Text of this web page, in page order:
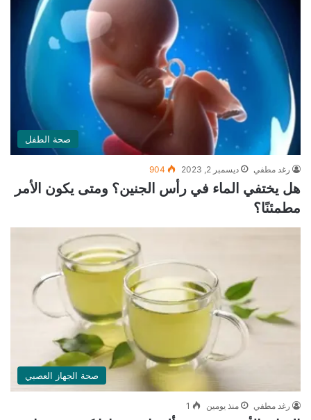
صحة الطفل
رغد مطفي ديسمبر 2, 2023 904
هل يختفي الماء في رأس الجنين؟ ومتى يكون الأمر
مطمئنًا؟
صحة الجهاز العصبي
رغد مطفي منذ يومين 1